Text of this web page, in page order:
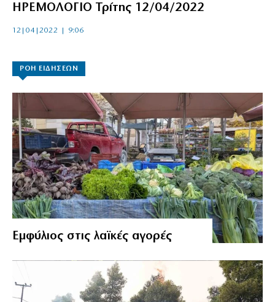
ΗΡΕΜΟΛΟΓΙΟ Τρίτης 12/04/2022
12|04|2022 | 9:06
ΡΟΗ ΕΙΔΗΣΕΩΝ
Εμφύλιος στις λαϊκές αγορές